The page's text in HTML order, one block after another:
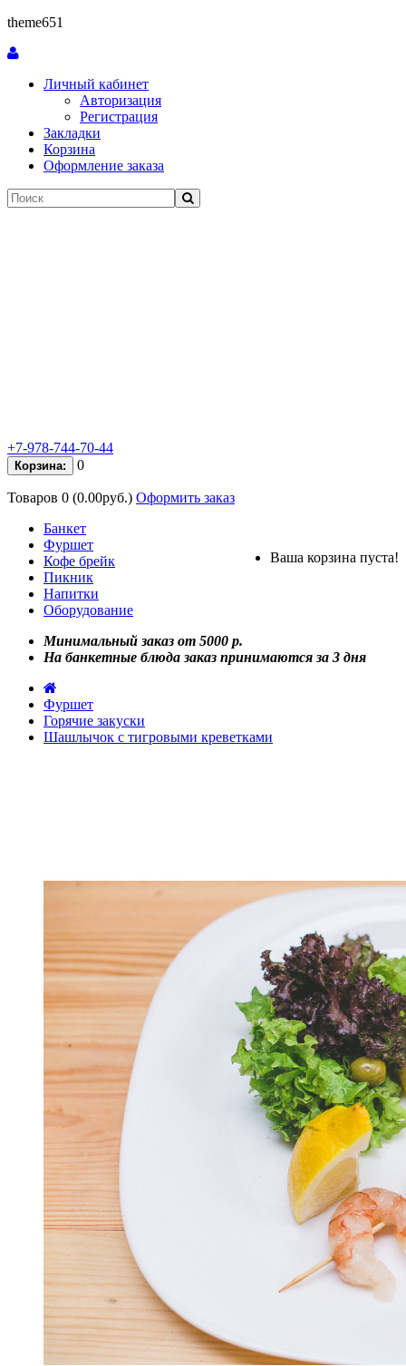
theme651
Личный кабинет
Авторизация
Регистрация
Закладки
Корзина
Оформление заказа
+7-978-744-70-44
Корзина: 0
Товаров 0 (0.00руб.) Оформить заказ
Ваша корзина пуста!
Банкет
Фуршет
Кофе брейк
Пикник
Напитки
Оборудование
Минимальный заказ от 5000 р.
На банкетные блюда заказ принимаются за 3 дня
Фуршет
Горячие закуски
Шашлычок с тигровыми креветками